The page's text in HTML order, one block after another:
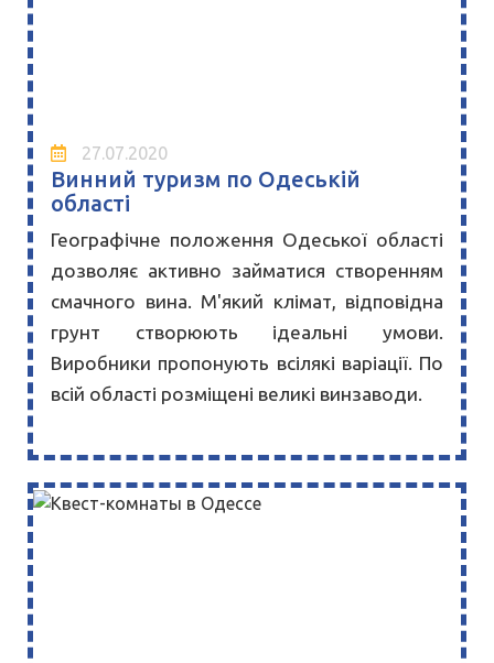
27.07.2020
Винний туризм по Одеській
області
Географічне положення Одеської області
дозволяє активно займатися створенням
смачного вина. М'який клімат, відповідна
грунт створюють ідеальні умови.
Виробники пропонують всілякі варіації. По
всій області розміщені великі винзаводи.